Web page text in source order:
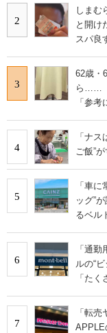
2
しまむ
と開
スパ良
3
62歳・
ら……
「参考
4
「ナ
ご飯”
5
「車
ッグ”
るベル
6
「通
ルの“
「た
7
「転